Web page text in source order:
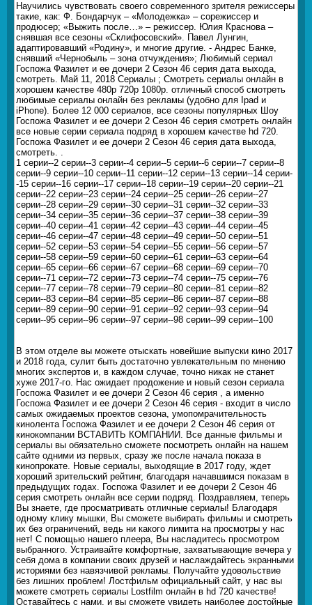
Научились чувствовать своего современного зрителя режиссеры
такие, как: Ф. Бондарчук – «Молодежка» – сорежиссер и
продюсер; «Выжить после…» – режиссер. Юлия Краснова –
снявшая все сезоны «Склифосовский». Павел Лунгин,
адаптировавший «Родину», и многие другие. - Андрес Банке,
снявший «Чернобыль – зона отчуждения»; Любимый сериал
Госпожа Фазилет и ее дочери 2 Сезон 46 серия дата выхода,
смотреть. Май 11, 2018 Сериалы ; Смотреть сериалы онлайн в
хорошем качестве 480p 720p 1080p. отличный способ смотреть
любимые сериалы онлайн без рекламы (удобно для Ipad и
iPhone). Более 12 000 сериалов, все сезоны популярных Шоу
Госпожа Фазилет и ее дочери 2 Сезон 46 серия смотреть онлайн
все новые серии сериала подряд в хорошем качестве hd 720.
Госпожа Фазилет и ее дочери 2 Сезон 46 серия дата выхода,
смотреть. .
1 серии--2 серии--3 серии--4 серии--5 серии--6 серии--7 серии--8
серии--9 серии--10 серии--11 серии--12 серии--13 серии--14 серии-
-15 серии--16 серии--17 серии--18 серии--19 серии--20 серии--21
серии--22 серии--23 серии--24 серии--25 серии--26 серии--27
серии--28 серии--29 серии--30 серии--31 серии--32 серии--33
серии--34 серии--35 серии--36 серии--37 серии--38 серии--39
серии--40 серии--41 серии--42 серии--43 серии--44 серии--45
серии--46 серии--47 серии--48 серии--49 серии--50 серии--51
серии--52 серии--53 серии--54 серии--55 серии--56 серии--57
серии--58 серии--59 серии--60 серии--61 серии--63 серии--64
серии--65 серии--66 серии--67 серии--68 серии--69 серии--70
серии--71 серии--72 серии--73 серии--74 серии--75 серии--76
серии--77 серии--78 серии--79 серии--80 серии--81 серии--82
серии--83 серии--84 серии--85 серии--86 серии--87 серии--88
серии--89 серии--90 серии--91 серии--92 серии--93 серии--94
серии--95 серии--96 серии--97 серии--98 серии--99 серии--100
В этом отделе вы можете отыскать новейшие выпуски кино 2017
и 2018 года, сулит быть достаточно увлекательным по мнению
многих экспертов и, в каждом случае, точно никак не станет
хуже 2017-го. Нас ожидает продожение и новый сезон сериала
Госпожа Фазилет и ее дочери 2 Сезон 46 серия , а именно
Госпожа Фазилет и ее дочери 2 Сезон 46 серия - входит в число
самых ожидаемых проектов сезона, умопомрачительность
кинолента Госпожа Фазилет и ее дочери 2 Сезон 46 серия от
кинокомпании ВСТАВИТЬ КОМПАНИИ. Все данные фильмы и
сериалы вы обязательно сможете посмотреть онлайн на нашем
сайте одними из первых, сразу же после начала показа в
кинопрокате. Новые сериалы, выходящие в 2017 году, ждет
хороший зрительский рейтинг, благодаря начавшимся показам в
предыдущих годах. Госпожа Фазилет и ее дочери 2 Сезон 46
серия смотреть онлайн все серии подряд. Поздравляем, теперь
Вы знаете, где просматривать отличные сериалы! Благодаря
одному клику мышки, Вы сможете выбирать фильмы и смотреть
их без ограничений, ведь ни какого лимита на просмотры у нас
нет! С помощью нашего плеера, Вы насладитесь просмотром
выбранного. Устраивайте комфортные, захватывающие вечера у
себя дома в компании своих друзей и наслаждайтесь экранными
историями без навязчивой рекламы. Получайте удовольствие
без лишних проблем! Лостфильм официальный сайт, у нас вы
можете смотреть сериалы Lostfilm онлайн в hd 720 качестве!
Оставайтесь с нами, и вы сможете увидеть наиболее достойные